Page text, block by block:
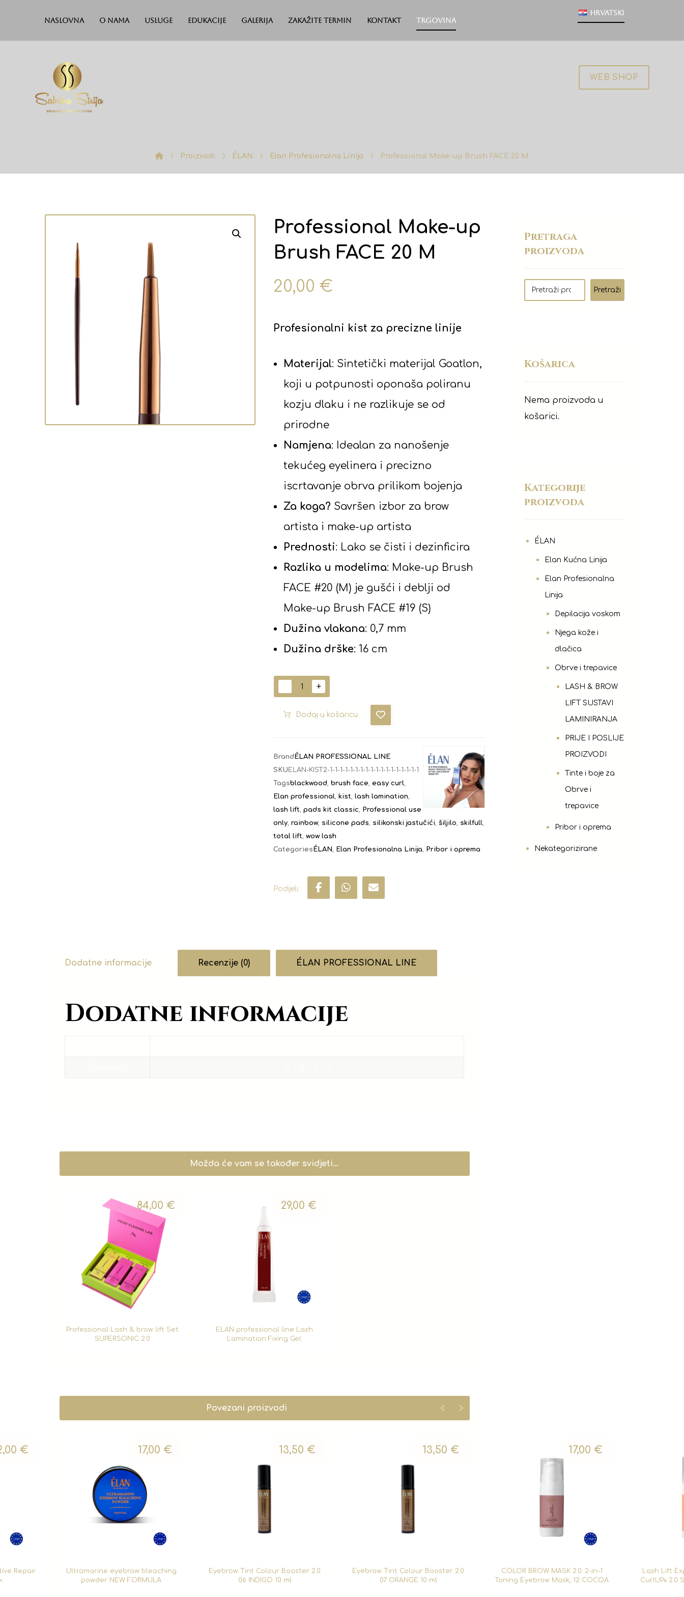
Naslovna O nama Usluge Edukacije Galerija Zakažite termin Kontakt Trgovina
Hrvatski
WEB SHOP
Proizvodi ÉLAN Elan Profesionalna Linija Professional Make-up Brush FACE 20 M
Professional Make-up
Brush FACE 20 M
20,00€
Profesionalni kist za precizne linije
Materijal: Sintetički materijal Goatlon,
koji u potpunosti oponaša poliranu
kozju dlaku i ne razlikuje se od
prirodne
Namjena: Idealan za nanošenje
tekućeg eyelinera i precizno
iscrtavanje obrva prilikom bojenja
Za koga? Savršen izbor za brow
artista i make-up artista
Prednosti: Lako se čisti i dezinficira
Razlika u modelima: Make-up Brush
FACE #20 (M) je gušći i deblji od
Make-up Brush FACE #19 (S)
Dužina vlakana: 0,7 mm
Dužina drške: 16 cm
+
Dodaj u košaricu
Brand ÉLAN PROFESSIONAL LINE
SKU ELAN-KIST2-1-1-1-1-1-1-1-1-1-1-1-1-1-1-1-1-1-1
Tagsblackwood,brush face,easy curl,
Elan professional, kist,lash lamination,
lash lift,pads kit classic, Professional use
only,rainbow, silicone pads, silikonski jastučići,šiljilo, skilfull,
total lift,wow lash
Categories ÉLAN, Elan Profesionalna Linija, Pribor i oprema
Dodatne informacije Recenzije (0) ÉLAN PROFESSIONAL LINE
Dodatne informacije
Možda će vam se također svidjeti…
Professional Lash & brow lift Set
SUPERSONIC 2.0
84,00 €
ELAN professional line Lash
Lamination Fixing Gel
29,00€
Povezani proizvodi
Repair
€
Ultramarine eyebrow bleaching
powder NEW FORMULA
17,00 €
Eyebrow Tint Colour Booster 2.0
06 INDIGO 10 ml
13,50 €
Eyebrow Tint Colour Booster 2.0
07 ORANGE 10 ml
13,50 €
COLOR BROW MASK 2.0: 2-in-1
Toning Eyebrow Mask, 12 COCOA
17,00 €
Lash Lift
CurlUP» 2.0
Pretraga
proizvoda
Pretraži
Košarica
Nema proizvoda u
košarici.
Kategorije
proizvoda
ÉLAN
Elan Kućna Linija
Elan Profesionalna
Linija
Depilacija voskom
Njega kože i
dlačica
Obrve i trepavice
LASH & BROW
LIFT SUSTAVI
LAMINIRANJA
PRIJE I POSLIJE
PROIZVODI
Tinte i boje za
Obrve i
trepavice
Pribor i oprema
Nekategorizirane